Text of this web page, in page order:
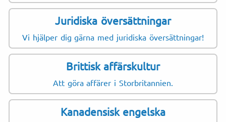
Juridiska översättningar
Vi hjälper dig gärna med juridiska översättningar!
Brittisk affärskultur
Att göra affärer i Storbritannien.
Kanadensisk engelska